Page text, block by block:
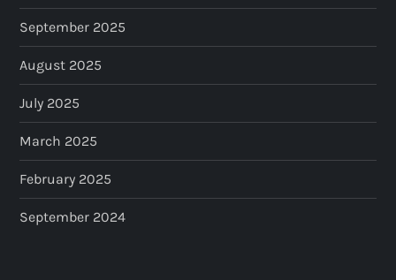
September 2025
August 2025
July 2025
March 2025
February 2025
September 2024